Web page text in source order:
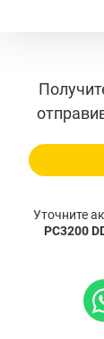
Уточните
PC3200